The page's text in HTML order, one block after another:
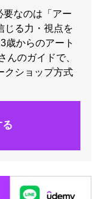
なのは「アー
じる力・視点を
歳からのアート
んのガイドで、
クショップ方式